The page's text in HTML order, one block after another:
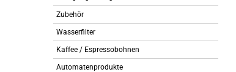
Zubehör
Wasserfilter
Kaffee / Espressobohnen
Automatenprodukte